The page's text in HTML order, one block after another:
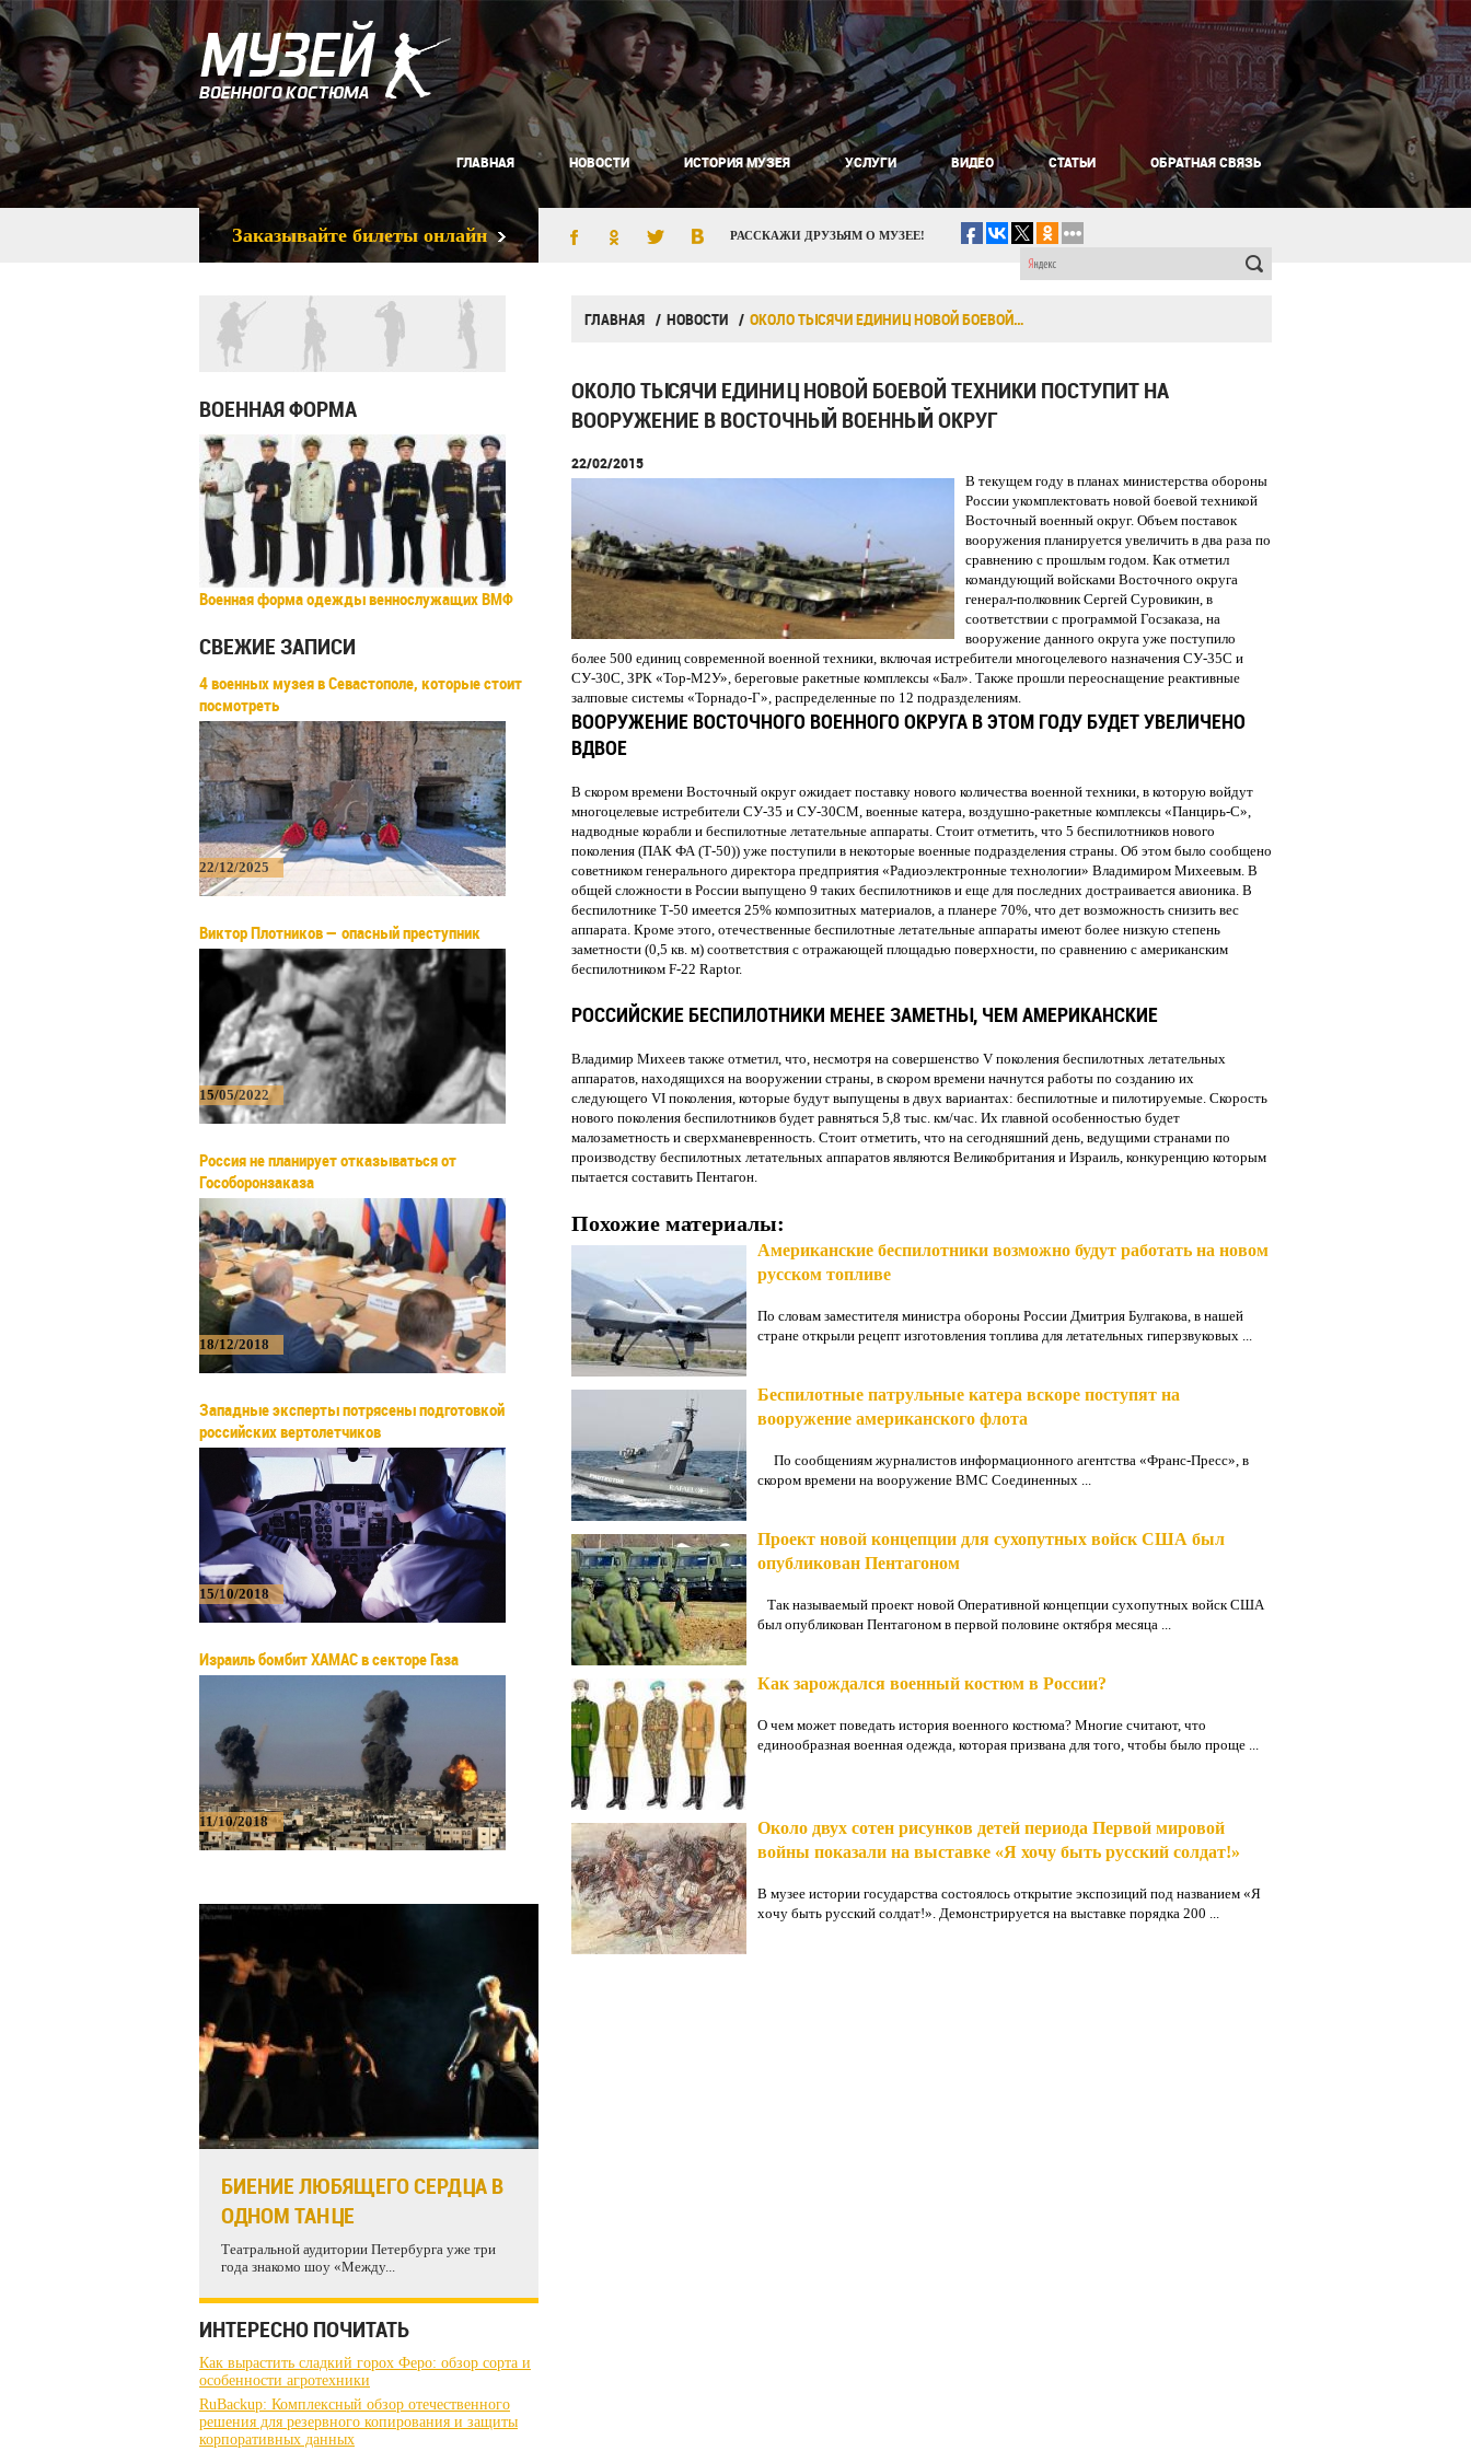
ГЛАВНАЯ НОВОСТИ ИСТОРИЯ МУЗЕЯ УСЛУГИ ВИДЕО СТАТЬИ ОБРАТНАЯ СВЯЗЬ
Заказывайте билеты онлайн РАССКАЖИ ДРУЗЬЯМ О МУЗЕЕ!
ВОЕННАЯ ФОРМА
Военная форма одежды веннослужащих ВМФ
СВЕЖИЕ ЗАПИСИ
4 военных музея в Севастополе, которые стоит
посмотреть
22/12/2025
Виктор Плотников — опасный преступник
15/05/2022
Россия не планирует отказываться от
Гособоронзаказа
18/12/2018
Западные эксперты потрясены подготовкой
российских вертолетчиков
15/10/2018
Израиль бомбит ХАМАС в секторе Газа
11/10/2018
БИЕНИЕ ЛЮБЯЩЕГО СЕРДЦА В
ОДНОМ ТАНЦЕ
Театральной аудитории Петербурга уже три
года знакомо шоу «Между...
ИНТЕРЕСНО ПОЧИТАТЬ
Как вырастить сладкий горох Феро: обзор сорта и
особенности агротехники
RuBackup: Комплексный обзор отечественного
решения для резервного копирования и защиты
корпоративных данных
ГЛАВНАЯ НОВОСТИ ОКОЛО ТЫСЯЧИ ЕДИНИЦ НОВОЙ БОЕВОЙ…
ОКОЛО ТЫСЯЧИ ЕДИНИЦ НОВОЙ БОЕВОЙ ТЕХНИКИ ПОСТУПИТ НА
ВООРУЖЕНИЕ В ВОСТОЧНЫЙ ВОЕННЫЙ ОКРУГ
22/02/2015
В текущем году в планах министерства обороны
России укомплектовать новой боевой техникой
Восточный военный округ. Объем поставок
вооружения планируется увеличить в два раза по
сравнению с прошлым годом. Как отметил
командующий войсками Восточного округа
генерал-полковник Сергей Суровикин, в
соответствии с программой Госзаказа, на
вооружение данного округа уже поступило
более 500 единиц современной военной техники, включая истребители многоцелевого назначения СУ-35С и
СУ-30С, ЗРК «Тор-М2У», береговые ракетные комплексы «Бал». Также прошли переоснащение реактивные
залповые системы «Торнадо-Г», распределенные по 12 подразделениям.
ВООРУЖЕНИЕ ВОСТОЧНОГО ВОЕННОГО ОКРУГА В ЭТОМ ГОДУ БУДЕТ УВЕЛИЧЕНО
ВДВОЕ
В скором времени Восточный округ ожидает поставку нового количества военной техники, в которую войдут
многоцелевые истребители СУ-35 и СУ-30СМ, военные катера, воздушно-ракетные комплексы «Панцирь-С»,
надводные корабли и беспилотные летательные аппараты. Стоит отметить, что 5 беспилотников нового
поколения (ПАК ФА (Т-50)) уже поступили в некоторые военные подразделения страны. Об этом было сообщено
советником генерального директора предприятия «Радиоэлектронные технологии» Владимиром Михеевым. В
общей сложности в России выпущено 9 таких беспилотников и еще для последних достраивается авионика. В
беспилотнике Т-50 имеется 25% композитных материалов, а планере 70%, что дет возможность снизить вес
аппарата. Кроме этого, отечественные беспилотные летательные аппараты имеют более низкую степень
заметности (0,5 кв. м) соответствия с отражающей площадью поверхности, по сравнению с американским
беспилотником F-22 Raptor.
РОССИЙСКИЕ БЕСПИЛОТНИКИ МЕНЕЕ ЗАМЕТНЫ, ЧЕМ АМЕРИКАНСКИЕ
Владимир Михеев также отметил, что, несмотря на совершенство V поколения беспилотных летательных
аппаратов, находящихся на вооружении страны, в скором времени начнутся работы по созданию их
следующего VI поколения, которые будут выпущены в двух вариантах: беспилотные и пилотируемые. Скорость
нового поколения беспилотников будет равняться 5,8 тыс. км/час. Их главной особенностью будет
малозаметность и сверхманевренность. Стоит отметить, что на сегодняшний день, ведущими странами по
производству беспилотных летательных аппаратов являются Великобритания и Израиль, конкуренцию которым
пытается составить Пентагон.
Похожие материалы:
Американские беспилотники возможно будут работать на новом
русском топливе
По словам заместителя министра обороны России Дмитрия Булгакова, в нашей
стране открыли рецепт изготовления топлива для летательных гипеpзвуковых ...
Беспилотные патрульные катера вскоре поступят на
вооружение американского флота
По сообщениям журналистов информационного агентства «Франс-Пресс», в
скором времени на вооружение ВМС Соединенных ...
Проект новой концепции для сухопутных войск США был
опубликован Пентагоном
Так называемый проект новой Оперативной концепции сухопутных войск США
был опубликован Пентагоном в первой половине октября месяца ...
Как зарождался военный костюм в России?
О чем может поведать история военного костюма? Многие считают, что
единообразная военная одежда, которая призвана для того, чтобы было проще ...
Около двух сотен рисунков детей периода Первой мировой
войны показали на выставке «Я хочу быть русский солдат!»
В музее истории государства состоялось открытие экспозиций под названием «Я
хочу быть русский солдат!». Демонстрируется на выставке порядка 200 ...